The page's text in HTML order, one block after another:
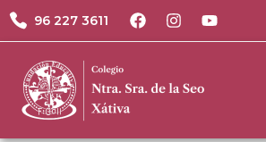
96 227 3611